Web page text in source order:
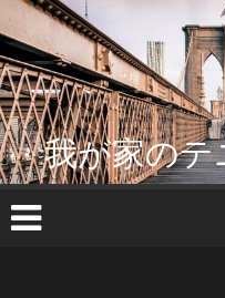
ン
テ
ン
ツ
へ
ス
キ
ッ
我が家の